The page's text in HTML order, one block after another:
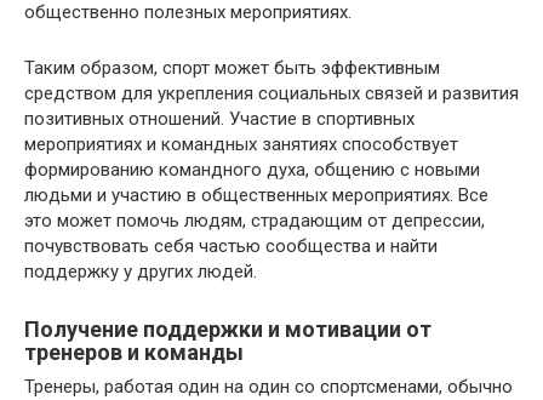
общественно полезных мероприятиях.
Таким образом, спорт может быть эффективным
средством для укрепления социальных связей и развития
позитивных отношений. Участие в спортивных
мероприятиях и командных занятиях способствует
формированию командного духа, общению с новыми
людьми и участию в общественных мероприятиях. Все
это может помочь людям, страдающим от депрессии,
почувствовать себя частью сообщества и найти
поддержку у других людей.
Получение поддержки и мотивации от
тренеров и команды
Тренеры, работая один на один со спортсменами, обычно